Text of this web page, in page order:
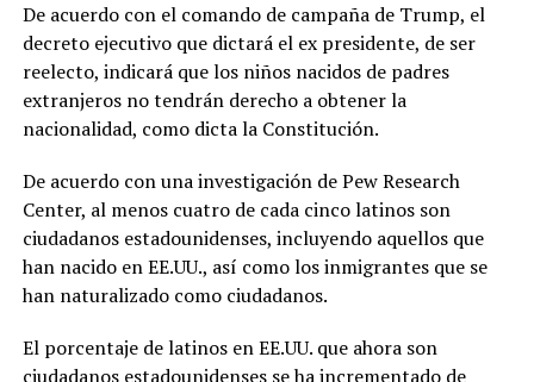
De acuerdo con el comando de campaña de Trump, el
decreto ejecutivo que dictará el ex presidente, de ser
reelecto, indicará que los niños nacidos de padres
extranjeros no tendrán derecho a obtener la
nacionalidad, como dicta la Constitución.
De acuerdo con una investigación de Pew Research
Center, al menos cuatro de cada cinco latinos son
ciudadanos estadounidenses, incluyendo aquellos que
han nacido en EE.UU., así como los inmigrantes que se
han naturalizado como ciudadanos.
El porcentaje de latinos en EE.UU. que ahora son
ciudadanos estadounidenses se ha incrementado de